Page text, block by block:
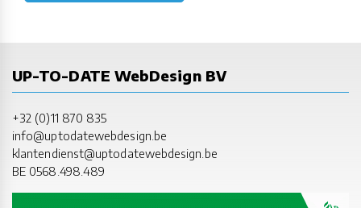
UP-TO-DATE WebDesign BV
+32 (0)11 870 835
info@uptodatewebdesign.be
klantendienst@uptodatewebdesign.be
BE 0568.498.489